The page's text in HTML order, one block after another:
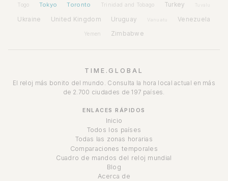
Togo Tokyo Toronto Trinidad and Tobago Turkey Tuvalu
Ukraine United Kingdom Uruguay Vanuatu Venezuela
Yemen Zimbabwe
TIME.GLOBAL
El reloj más bonito del mundo. Consulta la hora local actual en más
de 2.700 ciudades de 197 países.
ENLACES RÁPIDOS
Inicio
Todos los países
Todas las zonas horarias
Comparaciones temporales
Cuadro de mandos del reloj mundial
Blog
Acerca de